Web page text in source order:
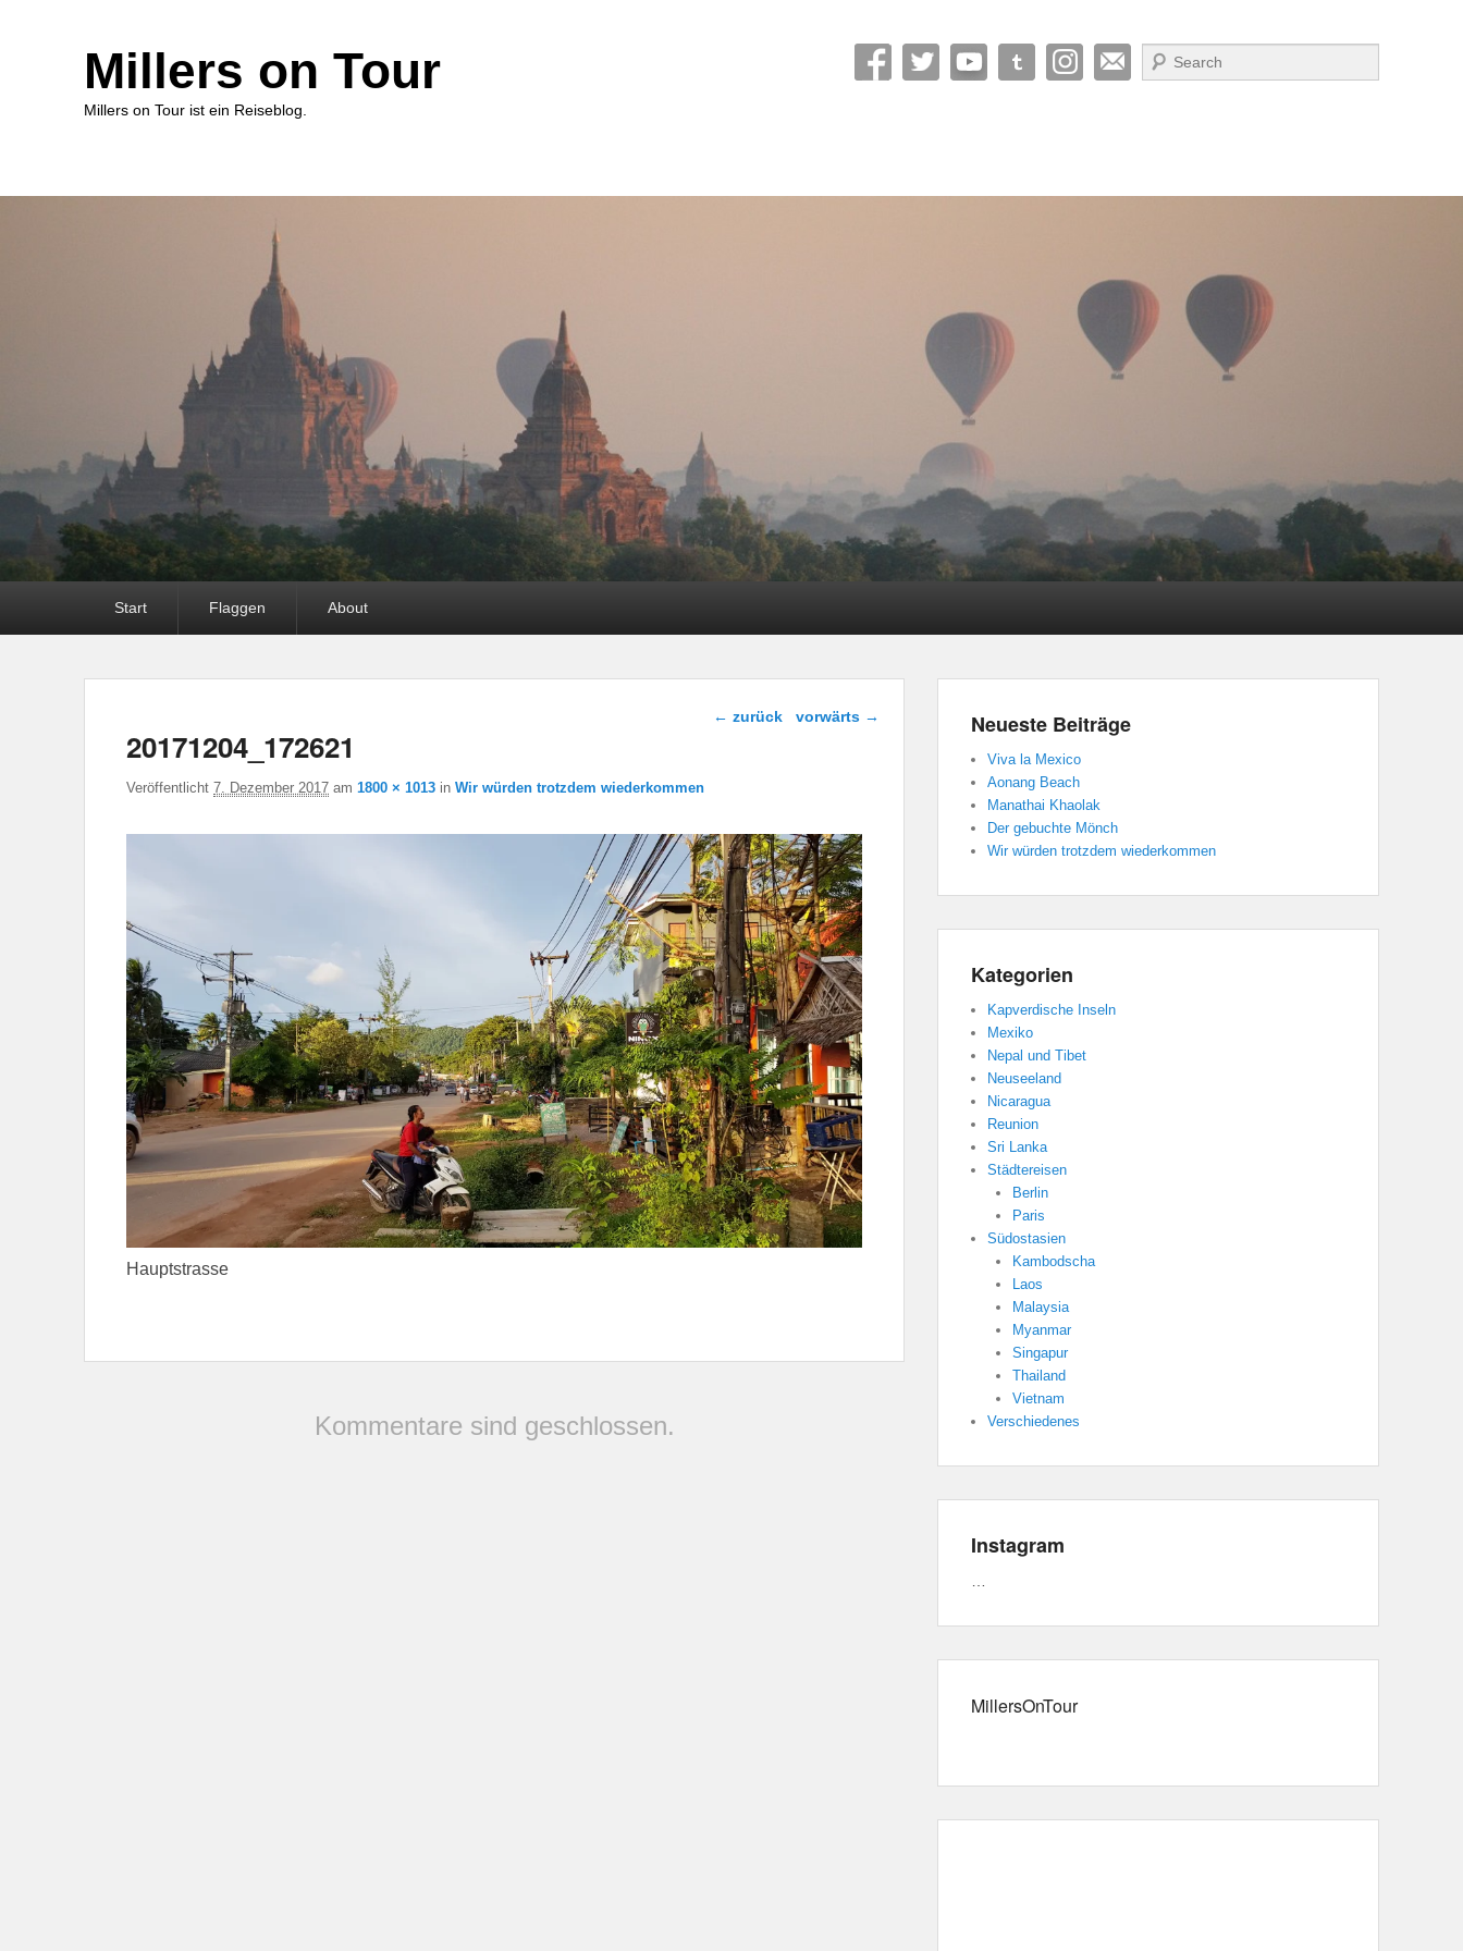
Millers on Tour
Millers on Tour ist ein Reiseblog.
Suche
Start Flaggen About
Bild-Navigation
← zurück vorwärts →
20171204_172621
Veröffentlicht 7. Dezember 2017 am 1800 × 1013 in Wir würden trotzdem wiederkommen
Hauptstrasse
Kommentare sind geschlossen.
Neueste Beiträge
Viva la Mexico
Aonang Beach
Manathai Khaolak
Der gebuchte Mönch
Wir würden trotzdem wiederkommen
Kategorien
Kapverdische Inseln
Mexiko
Nepal und Tibet
Neuseeland
Nicaragua
Reunion
Sri Lanka
Städtereisen
Berlin
Paris
Südostasien
Kambodscha
Laos
Malaysia
Myanmar
Singapur
Thailand
Vietnam
Verschiedenes
Instagram
MillersOnTour